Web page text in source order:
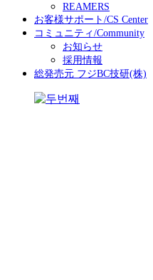
REAMERS
お客様サポート/CS Center
コミュニティ/Community
お知らせ
採用情報
総発売元 フジBC技研(株)